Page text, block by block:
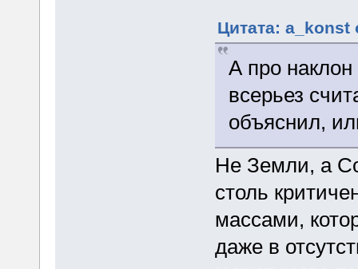
Цитата: a_konst
А про
всерьез
объяснил,
Не Земли, а
столь
массами,
даже в